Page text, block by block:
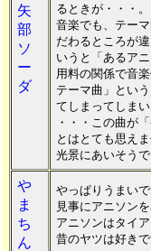
矢
部
ソ
ー
ダ
るときが・・・。
音楽でも、テー
だわるところが
いうと「あるア
用料の関係で音
テーマ曲」とい
てしまってしま
・・・この曲が
とはとても思え
光景にあいそう
や
ま
ち
ん
やっぱりうまい
見事にアニソン
アニソンはタイ
昔のヤツは好き